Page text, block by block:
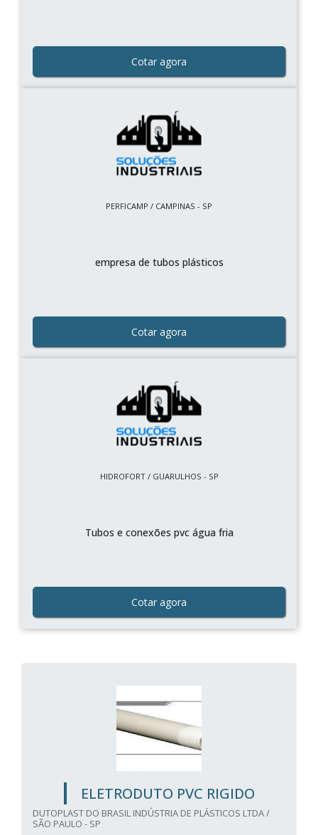
Cotar agora
PERFICAMP / CAMPINAS - SP
empresa de tubos plásticos
Cotar agora
HIDROFORT / GUARULHOS - SP
Tubos e conexões pvc água fria
Cotar agora
ELETRODUTO PVC RIGIDO
DUTOPLAST DO BRASIL INDÚSTRIA DE PLÁSTICOS LTDA /
SÃO PAULO - SP